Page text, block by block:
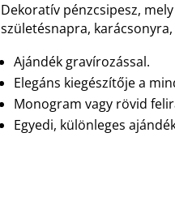
Dekoratív pénzcsipesz,
születésnapra,
Ajándék gravírozással.
Elegáns kiegészítője a
Monogram vagy rövid
Egyedi, különleges